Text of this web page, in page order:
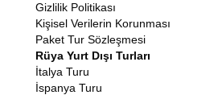
Gizlilik Politikası
Kişisel Verilerin Korunması
Paket Tur Sözleşmesi
Rüya Yurt Dışı Turları
İtalya Turu
İspanya Turu